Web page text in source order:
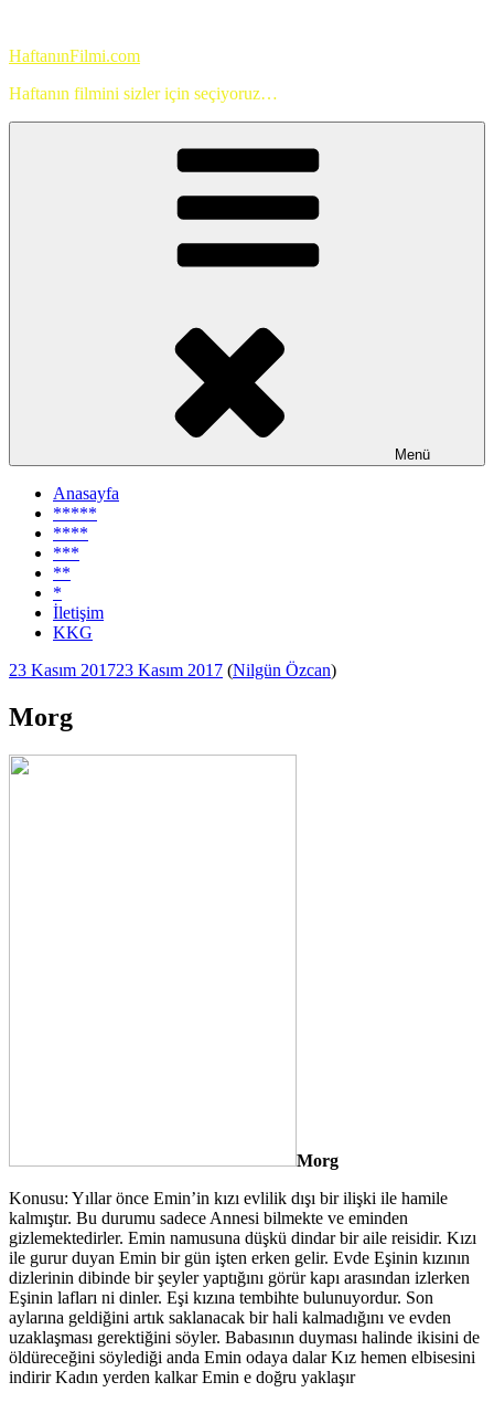
HaftanınFilmi.com
Haftanın filmini sizler için seçiyoruz…
Menü
Anasayfa
*****
****
***
**
*
İletişim
KKG
Yayım
23 Kasım 201723 Kasım 2017 (Nilgün Özcan)
Morg
Morg
Konusu: Yıllar önce Emin’in kızı evlilik dışı bir ilişki ile hamile
kalmıştır. Bu durumu sadece Annesi bilmekte ve eminden
gizlemektedirler. Emin namusuna düşkü dindar bir aile reisidir. Kızı
ile gurur duyan Emin bir gün işten erken gelir. Evde Eşinin kızının
dizlerinin dibinde bir şeyler yaptığını görür kapı arasından izlerken
Eşinin lafları ni dinler. Eşi kızına tembihte bulunuyordur. Son
aylarına geldiğini artık saklanacak bir hali kalmadığını ve evden
uzaklaşması gerektiğini söyler. Babasının duyması halinde ikisini de
öldüreceğini söylediği anda Emin odaya dalar Kız hemen elbisesini
indirir Kadın yerden kalkar Emin e doğru yaklaşır